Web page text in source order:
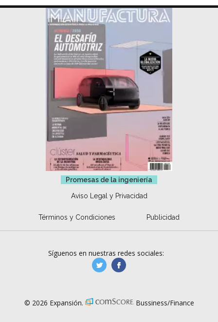
Promesas de la ingeniería
Aviso Legal y Privacidad
Términos y Condiciones Publicidad
Síguenos en nuestras redes sociales:
manufacturaGE
© 2026 Expansión. Bussiness/Finance